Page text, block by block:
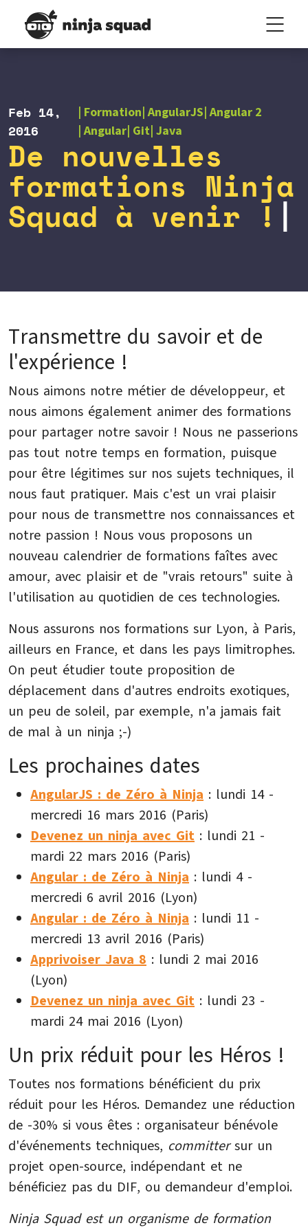
De nouvelles
formations Ninja
Squad à venir !
Feb 14,
2016
Formation AngularJS Angular 2
Angular Git Java
Transmettre du savoir et de
l'expérience !
Nous aimons notre métier de développeur, et
nous aimons également animer des formations
pour partager notre savoir ! Nous ne passerions
pas tout notre temps en formation, puisque
pour être légitimes sur nos sujets techniques, il
nous faut pratiquer. Mais c'est un vrai plaisir
pour nous de transmettre nos connaissances et
notre passion ! Nous vous proposons un
nouveau calendrier de formations faîtes avec
amour, avec plaisir et de "vrais retours" suite à
l'utilisation au quotidien de ces technologies.
Nous assurons nos formations sur Lyon, à Paris,
ailleurs en France, et dans les pays limitrophes.
On peut étudier toute proposition de
déplacement dans d'autres endroits exotiques,
un peu de soleil, par exemple, n'a jamais fait
de mal à un ninja ;-)
Les prochaines dates
AngularJS : de Zéro à Ninja : lundi 14 -
mercredi 16 mars 2016 (Paris)
Devenez un ninja avec Git : lundi 21 -
mardi 22 mars 2016 (Paris)
Angular : de Zéro à Ninja : lundi 4 -
mercredi 6 avril 2016 (Lyon)
Angular : de Zéro à Ninja : lundi 11 -
mercredi 13 avril 2016 (Paris)
Apprivoiser Java 8 : lundi 2 mai 2016
(Lyon)
Devenez un ninja avec Git : lundi 23 -
mardi 24 mai 2016 (Lyon)
Un prix réduit pour les Héros !
Toutes nos formations bénéficient du prix
réduit pour les Héros. Demandez une réduction
de -30% si vous êtes : organisateur bénévole
d'événements techniques, committersur un
projet open-source, indépendant et ne
bénéficiez pas du DIF, ou demandeur d'emploi.
Ninja Squad est un organisme de formation